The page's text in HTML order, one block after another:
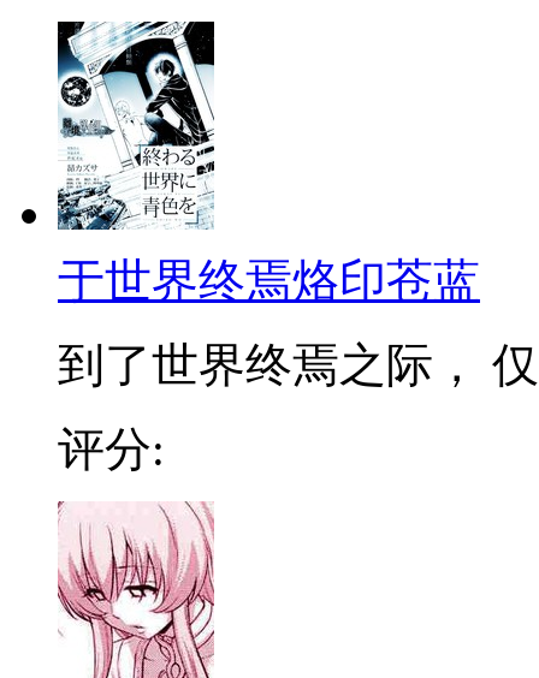
于世界终焉烙印苍蓝
到了世界终焉之际，
评分: